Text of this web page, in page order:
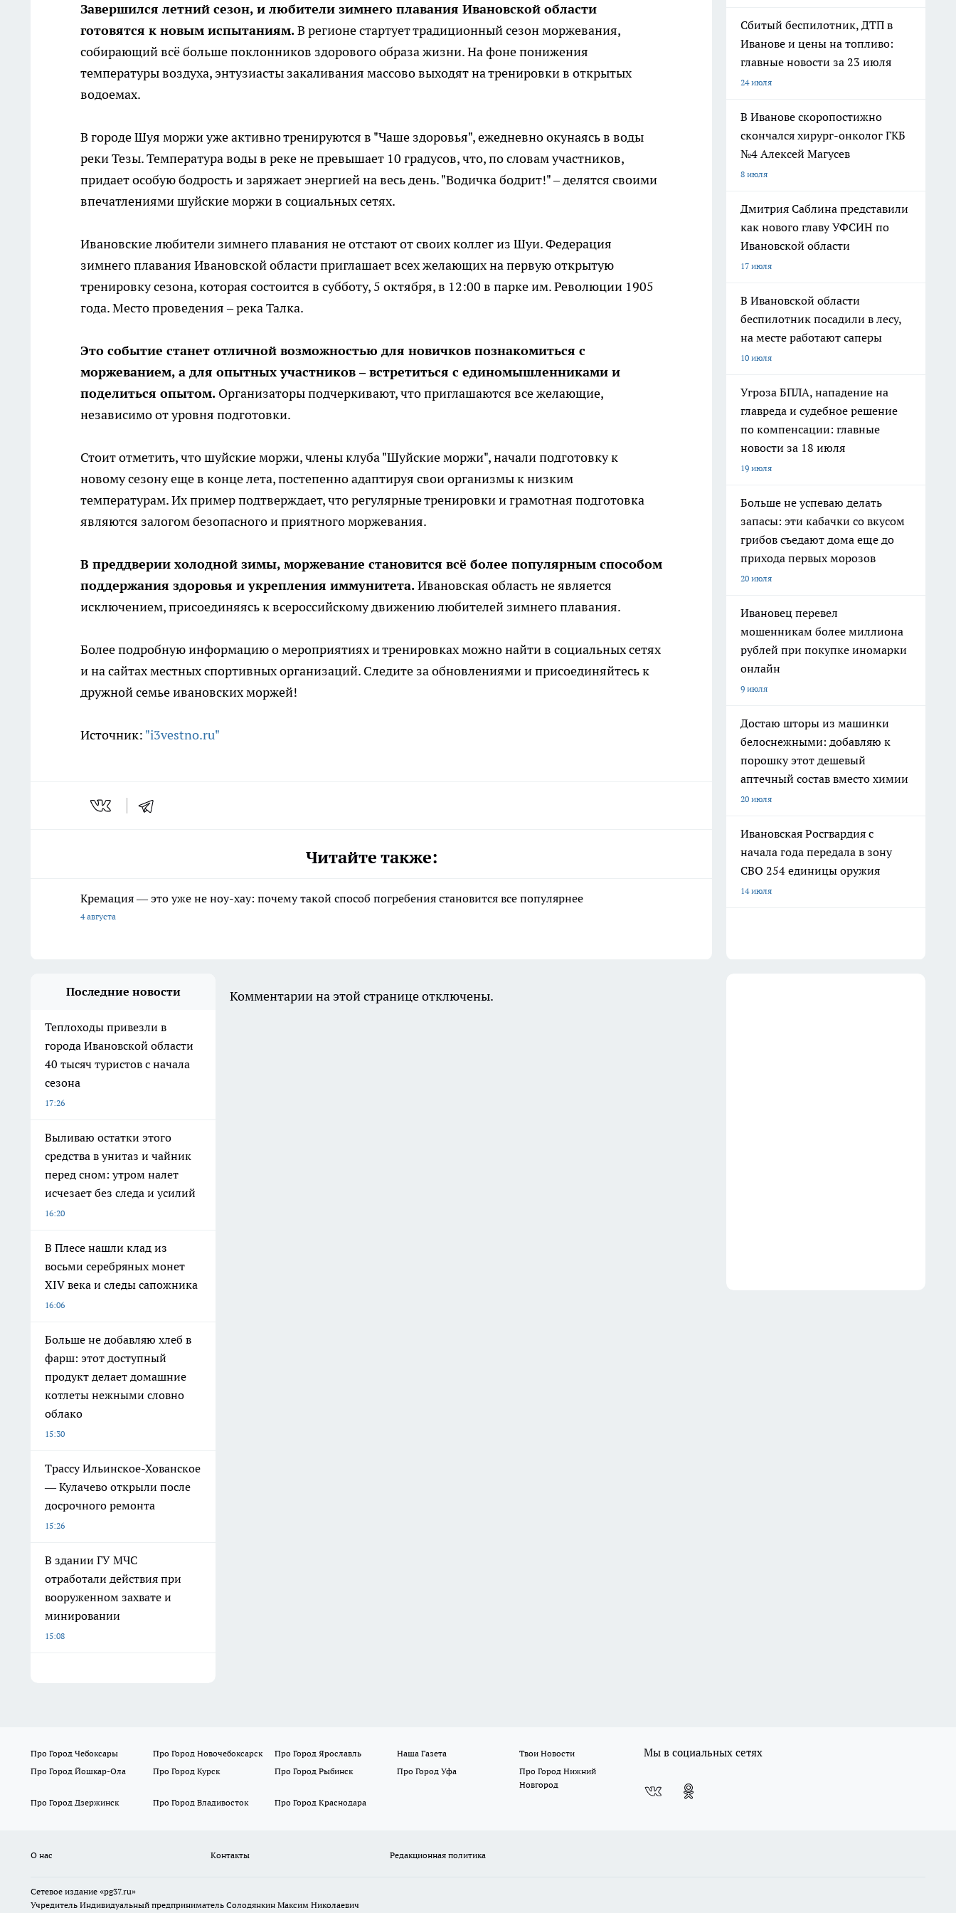
Завершился летний сезон, и любители зимнего плавания Ивановской области
готовятся к новым испытаниям.В регионе стартует традиционный сезон моржевания,
собирающий всё больше поклонников здорового образа жизни. На фоне понижения
температуры воздуха, энтузиасты закаливания массово выходят на тренировки в открытых
водоемах.
В городе Шуя моржи уже активно тренируются в "Чаше здоровья", ежедневно окунаясь в воды
реки Тезы. Температура воды в реке не превышает 10 градусов, что, по словам участников,
придает особую бодрость и заряжает энергией на весь день. "Водичка бодрит!" – делятся своими
впечатлениями шуйские моржи в социальных сетях.
Ивановские любители зимнего плавания не отстают от своих коллег из Шуи. Федерация
зимнего плавания Ивановской области приглашает всех желающих на первую открытую
тренировку сезона, которая состоится в субботу, 5 октября, в 12:00 в парке им. Революции 1905
года. Место проведения – река Талка.
Это событие станет отличной возможностью для новичков познакомиться с
моржеванием, а для опытных участников – встретиться с единомышленниками и
поделиться опытом. Организаторы подчеркивают, что приглашаются все желающие,
независимо от уровня подготовки.
Стоит отметить, что шуйские моржи, члены клуба "Шуйские моржи", начали подготовку к
новому сезону еще в конце лета, постепенно адаптируя свои организмы к низким
температурам. Их пример подтверждает, что регулярные тренировки и грамотная подготовка
являются залогом безопасного и приятного моржевания.
В преддверии холодной зимы, моржевание становится всё более популярным способом
поддержания здоровья и укрепления иммунитета.Ивановская область не является
исключением, присоединяясь к всероссийскому движению любителей зимнего плавания.
Более подробную информацию о мероприятиях и тренировках можно найти в социальных сетях
и на сайтах местных спортивных организаций. Следите за обновлениями и присоединяйтесь к
дружной семье ивановских моржей!
Источник: "i3vestno.ru"
Читайте также:
Кремация — это уже не ноу-хау: почему такой способ погребения становится все популярнее
4 августа
Сбитый беспилотник, ДТП в
Иванове и цены на топливо:
главные новости за 23 июля
24 июля
В Иванове скоропостижно
скончался хирург-онколог ГКБ
№4 Алексей Магусев
8 июля
Дмитрия Саблина представили
как нового главу УФСИН по
Ивановской области
17 июля
В Ивановской области
беспилотник посадили в лесу,
на месте работают саперы
10 июля
Угроза БПЛА, нападение на
главреда и судебное решение
по компенсации: главные
новости за 18 июля
19 июля
Больше не успеваю делать
запасы: эти кабачки со вкусом
грибов съедают дома еще до
прихода первых морозов
20 июля
Ивановец перевел
мошенникам более миллиона
рублей при покупке иномарки
онлайн
9 июля
Достаю шторы из машинки
белоснежными: добавляю к
порошку этот дешевый
аптечный состав вместо химии
20 июля
Ивановская Росгвардия с
начала года передала в зону
СВО 254 единицы оружия
14 июля
Последние новости
Теплоходы привезли в
города Ивановской области
40 тысяч туристов с начала
сезона
17:26
Выливаю остатки этого
средства в унитаз и чайник
перед сном: утром налет
исчезает без следа и усилий
16:20
В Плесе нашли клад из
восьми серебряных монет
XIV века и следы сапожника
16:06
Больше не добавляю хлеб в
фарш: этот доступный
продукт делает домашние
котлеты нежными словно
облако
15:30
Трассу Ильинское-Хованское
— Кулачево открыли после
досрочного ремонта
15:26
В здании ГУ МЧС
отработали действия при
вооруженном захвате и
минировании
15:08
Комментарии на этой странице отключены.
Про Город Чебоксары Про Город Новочебоксарск Про Город Ярославль Наша Газета
Твои Новости
Про Город Йошкар-Ола
Про Город Курск Про Город Рыбинск Про Город Уфа
Про Город Нижний
Новгород
Про Город Дзержинск
Про Город Владивосток Про Город Краснодара
Мы в социальных сетях
О нас Контакты Редакционная политика
Сетевое издание «pg37.ru»
Учредитель Индивидуальный предприниматель Солодянкин Максим Николаевич